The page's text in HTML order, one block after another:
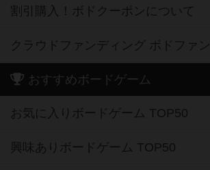
割引購入！ボドクーポンについて
クラウドファンディング ボドファン
おすすめボードゲーム
お気に入りボードゲーム TOP50
興味ありボードゲーム TOP50